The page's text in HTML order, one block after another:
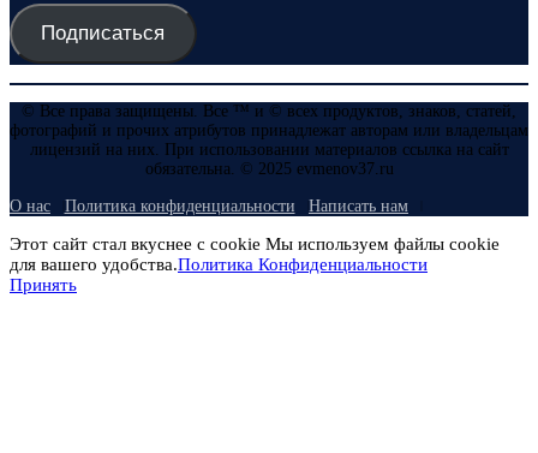
Подписаться
© Все права защищены. Все ™ и © всех продуктов, знаков, статей,
фотографий и прочих атрибутов принадлежат авторам или владельцам
лицензий на них. При использовании материалов ссылка на сайт
обязательна. © 2025 evmenov37.ru
О нас Политика конфиденциальности Написать нам
Этот сайт стал вкуснее с cookie Мы используем файлы cookie
для вашего удобства.Политика Конфиденциальности
Принять